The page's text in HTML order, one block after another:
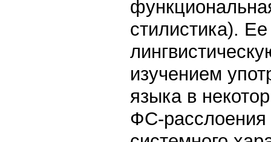
стилистика).
изучением
языка в
ФС-